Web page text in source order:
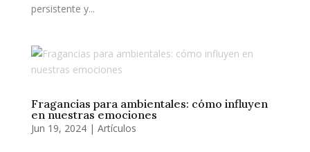
persistente y...
Fragancias para ambientales: cómo influyen
en nuestras emociones
Jun 19, 2024| Artículos